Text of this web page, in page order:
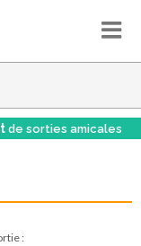
de sorties amicales
: